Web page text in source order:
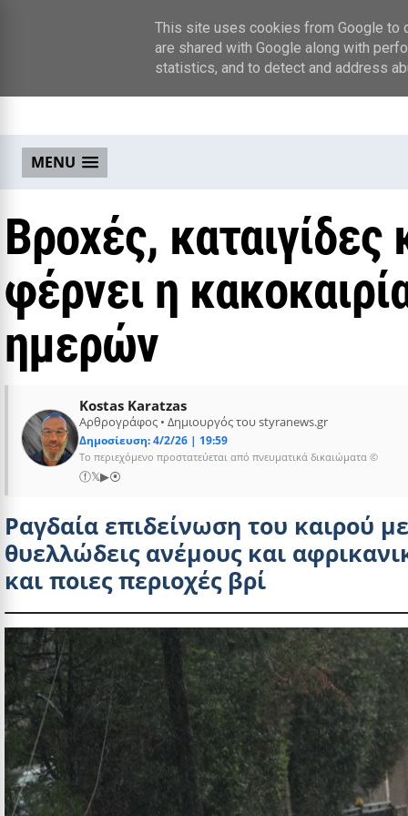
MENU
Βροχές,
φέρνει η
ημερών
Kostas Karatzas
Αρθρογράφος • Δημιουργός του styranews.gr
Δημοσίευση: 4/2/26 | 19:59
Το περιεχόμενο προστατεύεται από πνευματικά δικαιώματα ©
ⓕ𝕏▶⦿
Ραγδαία επιδείνωση του καιρού
θυελλώδεις ανέμους και
και ποιες περιοχές βρί
This site uses cookies from Google to
are shared with Google along with
statistics, and to detect and address